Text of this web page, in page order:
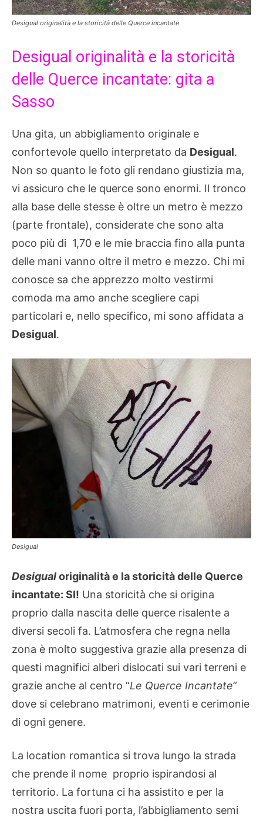
Desigual originalità e la storicità delle Querce incantate
Desigual originalità e la storicità
delle Querce incantate: gita a
Sasso
Una gita, un abbigliamento originale e
confortevole quello interpretato da Desigual.
Non so quanto le foto gli rendano giustizia ma,
vi assicuro che le querce sono enormi. Il tronco
alla base delle stesse è oltre un metro è mezzo
(parte frontale), considerate che sono alta
poco più di 1,70 e le mie braccia fino alla punta
delle mani vanno oltre il metro e mezzo. Chi mi
conosce sa che apprezzo molto vestirmi
comoda ma amo anche scegliere capi
particolari e, nello specifico, mi sono affidata a
Desigual.
Desigual
Desigualoriginalità e la storicità delle Querce
incantate: SI! Una storicità che si origina
proprio dalla nascita delle querce risalente a
diversi secoli fa. L’atmosfera che regna nella
zona è molto suggestiva grazie alla presenza di
questi magnifici alberi dislocati sui vari terreni e
grazie anche al centro “Le Querce Incantate”
dove si celebrano matrimoni, eventi e cerimonie
di ogni genere.
La location romantica si trova lungo la strada
che prende il nome proprio ispirandosi al
territorio. La fortuna ci ha assistito e per la
nostra uscita fuori porta, l’abbigliamento semi